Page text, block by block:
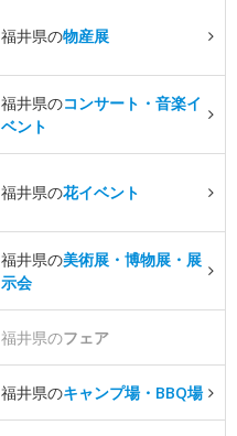
福井県の物産展
福井県のコンサート・音楽イ
ベント
福井県の花イベント
福井県の美術展・博物展・展
示会
福井県のフェア
福井県のキャンプ場・BBQ場